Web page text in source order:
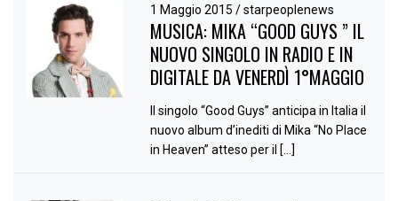
1 Maggio 2015/ starpeoplenews
MUSICA: MIKA “GOOD GUYS ” IL
NUOVO SINGOLO IN RADIO E IN
DIGITALE DA VENERDÌ 1°MAGGIO
Il singolo “Good Guys” anticipa in Italia il
nuovo album d’inediti di Mika “No Place
in Heaven” atteso per il […]